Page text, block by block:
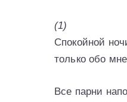
(1)
Спокойной
только обо
Все парни